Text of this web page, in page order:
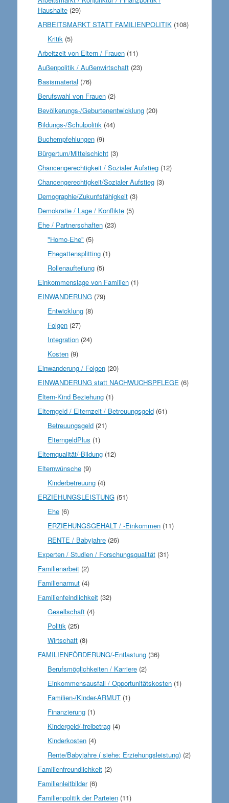
Haushalte(29)
ARBEITSMARKT STATT FAMILIENPOLITIK(108)
Kritik (5)
Arbeitzeit von Eltern / Frauen(11)
Außenpolitik / Außenwirtschaft(23)
Basismaterial (76)
Berufswahl von Frauen(2)
Bevölkerungs-/Geburtenentwicklung(20)
Bildungs-/Schulpolitik(44)
Buchempfehlungen(9)
Bürgertum/Mittelschicht(3)
Chancengerechtigkeit / Sozialer Aufstieg(12)
Chancengerechtigkeit/Sozialer Aufstieg(3)
Demographie/Zukunfsfähigkeit(3)
Demokratie / Lage / Konflikte(5)
Ehe / Partnerschaften(23)
"Homo-Ehe" (5)
Ehegattensplitting (1)
Rollenaufteilung (5)
Einkommenslage von Familien(1)
EINWANDERUNG(79)
Entwicklung (8)
Folgen (27)
Integration (24)
Kosten (9)
Einwanderung / Folgen(20)
EINWANDERUNG statt NACHWUCHSPFLEGE (6)
Eltern-Kind Beziehung(1)
Elterngeld / Elternzeit / Betreuungsgeld(61)
Betreuungsgeld (21)
ElterngeldPlus (1)
Elternqualität/-Bildung(12)
Elternwünsche(9)
Kinderbetreuung (4)
ERZIEHUNGSLEISTUNG(51)
Ehe (6)
ERZIEHUNGSGEHALT / -Einkommen (11)
RENTE / Babyjahre (26)
Experten / Studien / Forschungsqualität(31)
Familienarbeit(2)
Familienarmut(4)
Familienfeindlichkeit(32)
Gesellschaft (4)
Politik (25)
Wirtschaft (8)
FAMILIENFÖRDERUNG/-Entlastung(36)
Berufsmöglichkeiten / Karriere (2)
Einkommensausfall / Opportunitätskosten (1)
Familien-/Kinder-ARMUT (1)
Finanzierung (1)
Kindergeld/-freibetrag (4)
Kinderkosten (4)
Rente/Babyjahre ( siehe: Erziehungsleistung) (2)
Familienfreundlichkeit(2)
Familienleitbilder(6)
Familienpolitik der Parteien(11)